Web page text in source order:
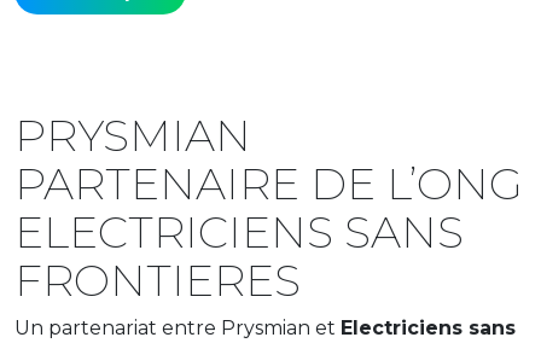
PRYSMIAN
PARTENAIRE DE L’ONG
ELECTRICIENS SANS
FRONTIERES
Un partenariat entre Prysmian et Electriciens sans